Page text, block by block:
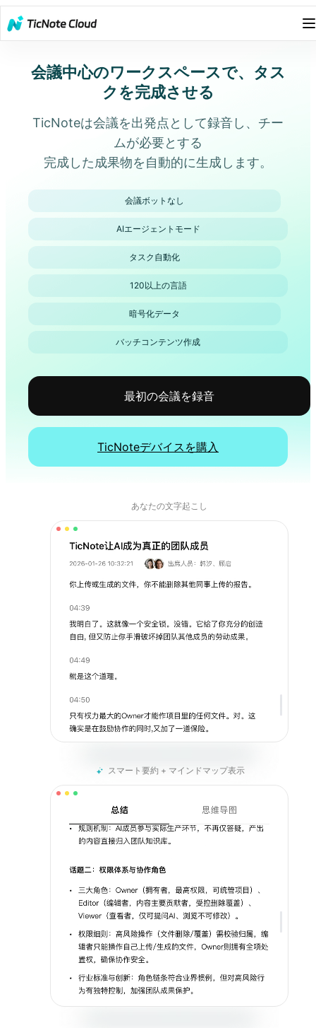
会議中心のワークスペースで、タス
クを完成させる
TicNoteは会議を出発点として録音し、チー
ムが必要とする
完成した成果物を自動的に生成します。
会議ボットなし
AIエージェントモード
タスク自動化
120以上の言語
暗号化データ
バッチコンテンツ作成
最初の会議を録音
TicNoteデバイスを購入
あなたの文字起こし
スマート要約 + マインドマップ表示